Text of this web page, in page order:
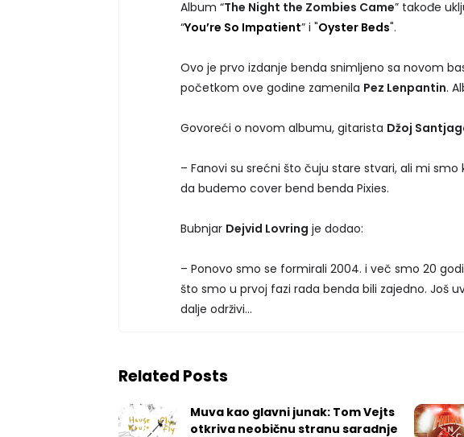
Album “The Night the Zombies Came” takođe
“You’re So Impatient” i "Oyster Beds".
Ovo je prvo izdanje benda snimljeno sa novom
početkom ove godine zamenila Pez Lenpantin.
Govoreći o novom albumu, gitarista Džoj
– Fanovi su srećni što čuju stare stvari, ali mi
da budemo cover bend benda Pixies.
Bubnjar Dejvid Lovring je dodao:
– Ponovo smo se formirali 2004. i več smo 20
što smo u prvoj fazi rada benda bili zajedno. Još
dalje održivi…
Related Posts
Muva kao glavni junak: Tom Vejts
otkriva neobičnu stranu saradnje